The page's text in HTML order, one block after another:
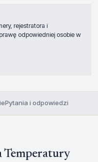
rejestratora i
odpowiedniej osobie w
Pytania i odpowiedzi
Temperatury